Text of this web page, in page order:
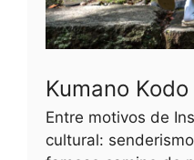
Kumano
Entre motivos de
cultural: